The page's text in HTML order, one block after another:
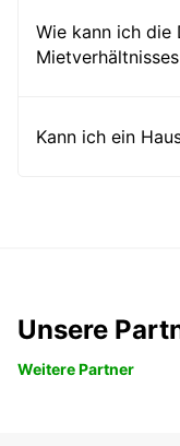
Wie kann ich die
Kann ich ein
Unsere
Weitere Partner